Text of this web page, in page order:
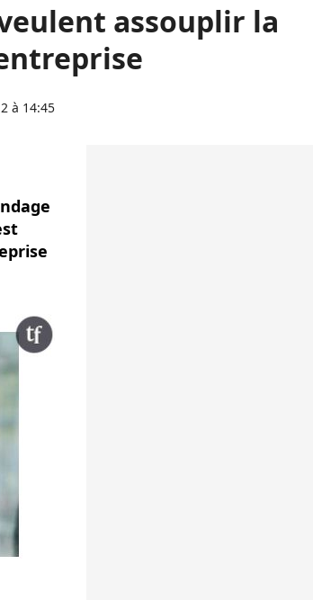
assouplir la
à 14:45